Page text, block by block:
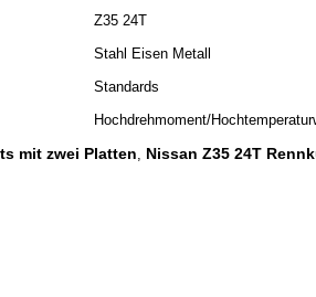
Z35 24T
Stahl Eisen Metall
Standards
Hochdrehmoment/
mit zwei Platten, Nissan Z35 24T